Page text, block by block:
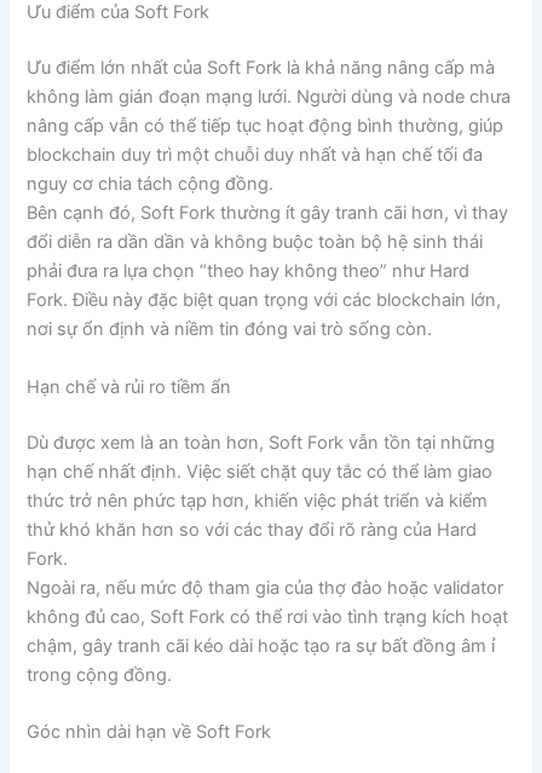
Ưu điểm của Soft Fork
Ưu điểm lớn nhất của Soft Fork là khả năng nâng cấp mà
không làm gián đoạn mạng lưới. Người dùng và node chưa
nâng cấp vẫn có thể tiếp tục hoạt động bình thường, giúp
blockchain duy trì một chuỗi duy nhất và hạn chế tối đa
nguy cơ chia tách cộng đồng.
Bên cạnh đó, Soft Fork thường ít gây tranh cãi hơn, vì thay
đổi diễn ra dần dần và không buộc toàn bộ hệ sinh thái
phải đưa ra lựa chọn “theo hay không theo” như Hard
Fork. Điều này đặc biệt quan trọng với các blockchain lớn,
nơi sự ổn định và niềm tin đóng vai trò sống còn.
Hạn chế và rủi ro tiềm ẩn
Dù được xem là an toàn hơn, Soft Fork vẫn tồn tại những
hạn chế nhất định. Việc siết chặt quy tắc có thể làm giao
thức trở nên phức tạp hơn, khiến việc phát triển và kiểm
thử khó khăn hơn so với các thay đổi rõ ràng của Hard
Fork.
Ngoài ra, nếu mức độ tham gia của thợ đào hoặc validator
không đủ cao, Soft Fork có thể rơi vào tình trạng kích hoạt
chậm, gây tranh cãi kéo dài hoặc tạo ra sự bất đồng âm ỉ
trong cộng đồng.
Góc nhìn dài hạn về Soft Fork